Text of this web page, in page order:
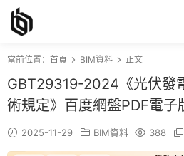
當前位置： 首頁 BIM資料 正文
GBT29319-2024《光伏發
術規定》百度網盤PDF電子
2025-11-29 BIM資料 388